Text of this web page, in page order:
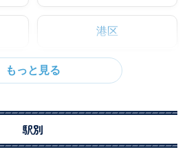
港区
駅別